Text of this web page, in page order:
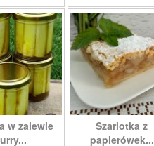
w zalewie
Szarlotka z
papierówek...